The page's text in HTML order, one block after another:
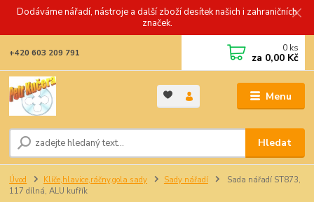
Dodáváme nářadí, nástroje a další zboží desítek našich i zahraničních
značek.
Menu
Hledat
+420 603 209 791 0 ks
za 0,00 Kč
Úvod Klíče,hlavice,ráčny,gola sady Sady nářadí
Sada nářadí ST873,
117 dílná, ALU kufřík